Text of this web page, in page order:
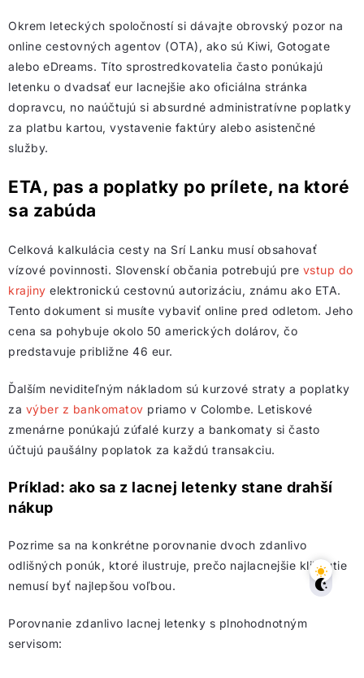
Okrem leteckých spoločností si dávajte obrovský pozor na
online cestovných agentov (OTA), ako sú Kiwi, Gotogate
alebo eDreams. Títo sprostredkovatelia často ponúkajú
letenku o dvadsať eur lacnejšie ako oficiálna stránka
dopravcu, no naúčtujú si absurdné administratívne poplatky
za platbu kartou, vystavenie faktúry alebo asistenčné
služby.
ETA, pas a poplatky po prílete, na ktoré
sa zabúda
Celková kalkulácia cesty na Srí Lanku musí obsahovať
vízové povinnosti. Slovenskí občania potrebujú pre vstup do
krajiny elektronickú cestovnú autorizáciu, známu ako ETA.
Tento dokument si musíte vybaviť online pred odletom. Jeho
cena sa pohybuje okolo 50 amerických dolárov, čo
predstavuje približne 46 eur.
Ďalším neviditeľným nákladom sú kurzové straty a poplatky
za výber z bankomatov priamo v Colombe. Letiskové
zmenárne ponúkajú zúfalé kurzy a bankomaty si často
účtujú paušálny poplatok za každú transakciu.
Príklad: ako sa z lacnej letenky stane drahší
nákup
Pozrime sa na konkrétne porovnanie dvoch zdanlivo
odlišných ponúk, ktoré ilustruje, prečo najlacnejšie kliknutie
nemusí byť najlepšou voľbou.
Porovnanie zdanlivo lacnej letenky s plnohodnotným
servisom: